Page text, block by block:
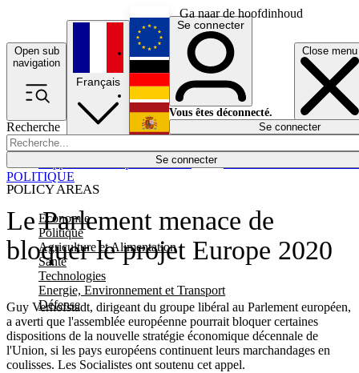
Ga naar de hoofdinhoud
Open sub
navigation
Close menu
Recherche
Se connecter
POLICY AREAS
Economie
Politique
Agriculture et Alimentation
Santé
Technologies
Energie, Environnement et Transport
Défense
Économie
Français
English
Deutsch
Español
Se connecter
Vous êtes déconnecté.
Se connecter
Le Parlement menace de
bloquer le projet Europe 2020
Guy Verhofstadt, dirigeant du groupe libéral au Parlement européen,
a averti que l'assemblée européenne pourrait bloquer certaines
dispositions de la nouvelle stratégie économique décennale de
l'Union, si les pays européens continuent leurs marchandages en
coulisses. Les Socialistes ont soutenu cet appel.
POLITIQUE